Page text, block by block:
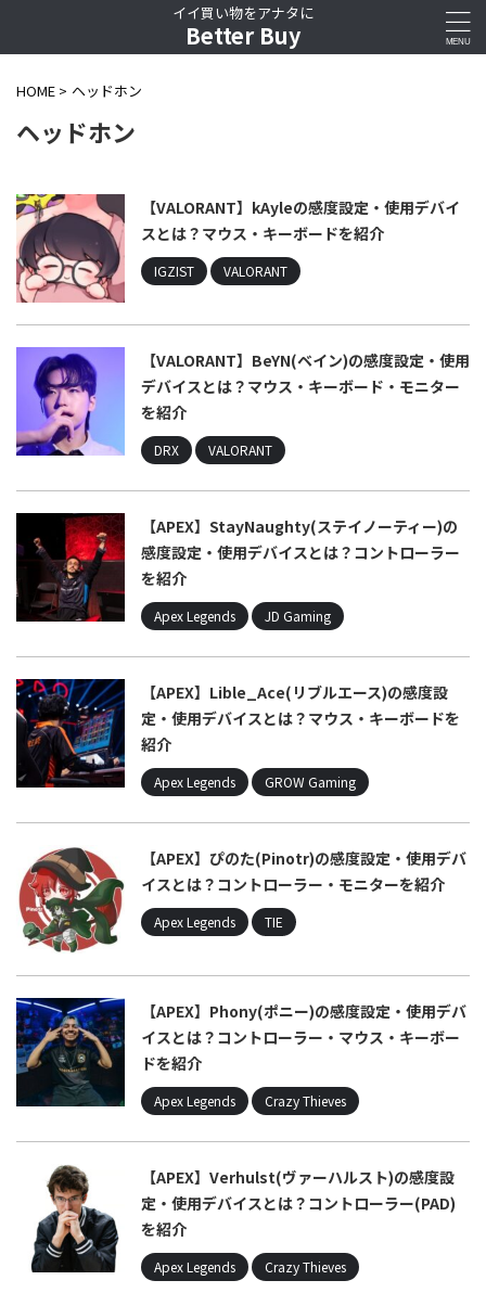
イイ買い物をアナタに
Better Buy
HOME > ヘッドホン
ヘッドホン
【VALORANT】kAyleの感度設定・使用デバイ
スとは？マウス・キーボードを紹介
IGZIST VALORANT
【VALORANT】BeYN(ベイン)の感度設定・使用
デバイスとは？マウス・キーボード・モニター
を紹介
DRX VALORANT
【APEX】StayNaughty(ステイノーティー)の
感度設定・使用デバイスとは？コントローラー
を紹介
Apex Legends JD Gaming
【APEX】Lible_Ace(リブルエース)の感度設
定・使用デバイスとは？マウス・キーボードを
紹介
Apex Legends GROW Gaming
【APEX】ぴのた(Pinotr)の感度設定・使用デバ
イスとは？コントローラー・モニターを紹介
Apex Legends TIE
【APEX】Phony(ポニー)の感度設定・使用デバ
イスとは？コントローラー・マウス・キーボー
ドを紹介
Apex Legends Crazy Thieves
【APEX】Verhulst(ヴァーハルスト)の感度設
定・使用デバイスとは？コントローラー(PAD)
を紹介
Apex Legends Crazy Thieves